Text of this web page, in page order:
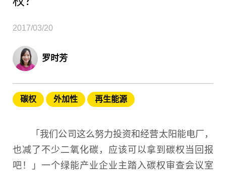
2017/03/20
罗时芳
碳权 外加性 再生能源
「我们公司这么努力投资和经营太阳能电厂，
也减了不少二氧化碳，应该可以拿到碳权当回报
吧！」一个绿能产业企业主踏入碳权审查会议室